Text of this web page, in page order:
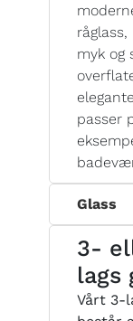
myk og
passer
Glass
3-
lags
Vårt 3-